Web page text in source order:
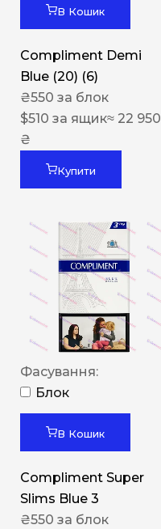
В Кошик
Compliment Demi
Blue (20) (6)
₴550 за блок
$510 за ящик≈ 22 950
₴
Купити
Фасування:
Блок
В Кошик
Compliment Super
Slims Blue 3
₴550 за блок